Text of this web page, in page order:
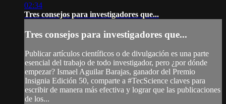
02:34
Tres consejos para investigadores que...
Tres consejos para investigadores que...
Publicar artículos científicos o de divulgación es una parte
esencial del trabajo de todo investigador, pero ¿por dónde
empezar? Ismael Aguilar Barajas, ganador del Premio
Insignia Edición 50, comparte a #TecScience claves para
escribir de manera más efectiva y lograr que las publicaciones
de los...